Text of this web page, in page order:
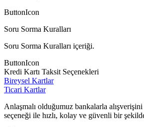
ButtonIcon
Soru Sorma Kuralları
Soru Sorma Kuralları içeriği.
ButtonIcon
Kredi Kartı Taksit Seçenekleri
Bireysel Kartlar
Ticari Kartlar
Anlaşmalı olduğumuz bankalarla
seçeneği ile hızlı, kolay ve güvenli bir